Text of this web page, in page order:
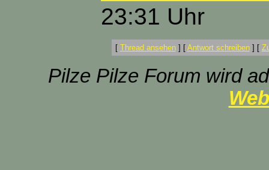
23:31 Uhr
[ Thread ansehen] [ Antwort schreiben] [
Pilze Pilze Forum wird